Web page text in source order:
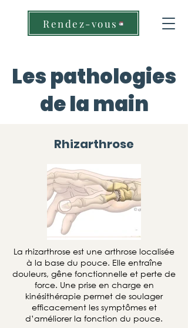
Rendez-vous
Les pathologies
de la main
Rhizarthrose
La rhizarthrose est une arthrose localisée
à la base du pouce. Elle entraîne
douleurs, gêne fonctionnelle et perte de
force. Une prise en charge en
kinésithérapie permet de soulager
efficacement les symptômes et
d’améliorer la fonction du pouce.